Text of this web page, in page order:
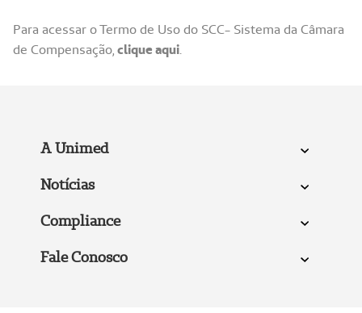
Para acessar o Termo de Uso do SCC- Sistema da Câmara
de Compensação,clique aqui.
A Unimed
Notícias
Compliance
Fale Conosco